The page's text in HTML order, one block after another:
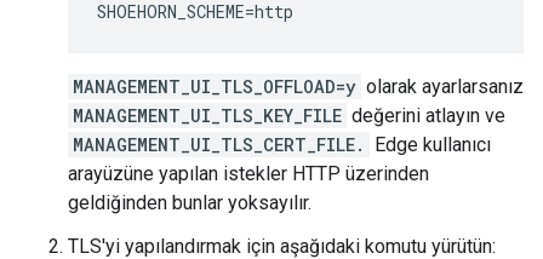
MANAGEMENT_UI_TLS_OFFLOAD=y olarak ayarlarsanız
MANAGEMENT_UI_TLS_KEY_FILE değerini atlayın ve
MANAGEMENT_UI_TLS_CERT_FILE.
Edge kullanıcı
arayüzüne yapılan istekler HTTP üzerinden
geldiğinden bunlar yoksayılır.
TLS'yi yapılandırmak için aşağıdaki komutu yürütün: